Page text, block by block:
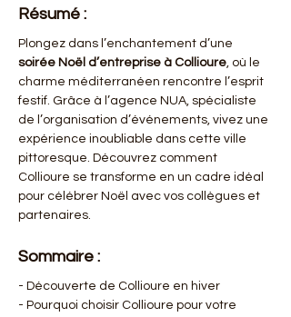
Résumé :
Plongez dans l’enchantement d’une
soirée Noël d’entreprise à Collioure, où le
charme méditerranéen rencontre l’esprit
festif. Grâce à l’agence NUA, spécialiste
de l’organisation d’événements, vivez une
expérience inoubliable dans cette ville
pittoresque. Découvrez comment
Collioure se transforme en un cadre idéal
pour célébrer Noël avec vos collègues et
partenaires.
Sommaire :
- Découverte de Collioure en hiver
- Pourquoi choisir Collioure pour votre